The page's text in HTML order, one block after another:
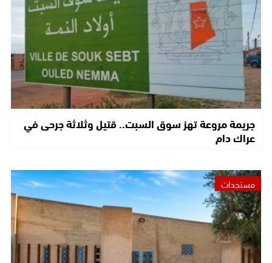
جريمة مروعة تهز سوق السبت.. قتيل وثلاثة جرحى في
عراك دام
مستجدات